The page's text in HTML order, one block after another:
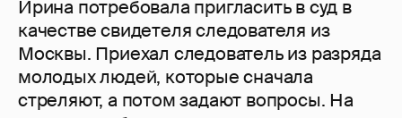
Ирина потребовала пригласить в суд в
качестве свидетеля следователя из
Москвы. Приехал следователь из разряда
молодых людей, которые сначала
стреляют, а потом задают вопросы. На